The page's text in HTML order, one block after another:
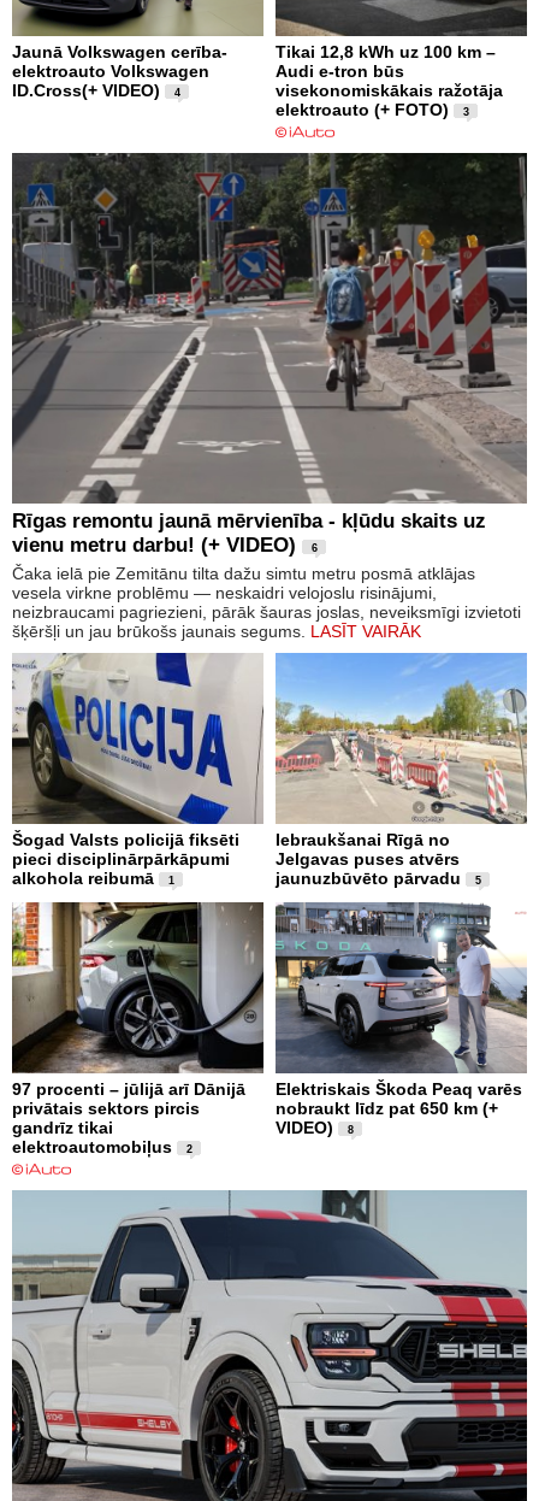
Jaunā Volkswagen cerība-
elektroauto Volkswagen
ID.Cross(+ VIDEO)
4
Tikai 12,8 kWh uz 100 km –
Audi e-tron būs
visekonomiskākais ražotāja
elektroauto (+ FOTO)
3
Rīgas remontu jaunā mērvienība - kļūdu skaits uz
vienu metru darbu! (+ VIDEO)
6
Čaka ielā pie Zemitānu tilta dažu simtu metru posmā atklājas
vesela virkne problēmu — neskaidri velojoslu risinājumi,
neizbraucami pagriezieni, pārāk šauras joslas, neveiksmīgi izvietoti
šķēršļi un jau brūkošs jaunais segums. LASĪT VAIRĀK
Šogad Valsts policijā fiksēti
pieci disciplinārpārkāpumi
alkohola reibumā
1
Iebraukšanai Rīgā no
Jelgavas puses atvērs
jaunuzbūvēto pārvadu
5
97 procenti – jūlijā arī Dānijā
privātais sektors pircis
gandrīz tikai
elektroautomobiļus
2
Elektriskais Škoda Peaq varēs
nobraukt līdz pat 650 km (+
VIDEO)
8